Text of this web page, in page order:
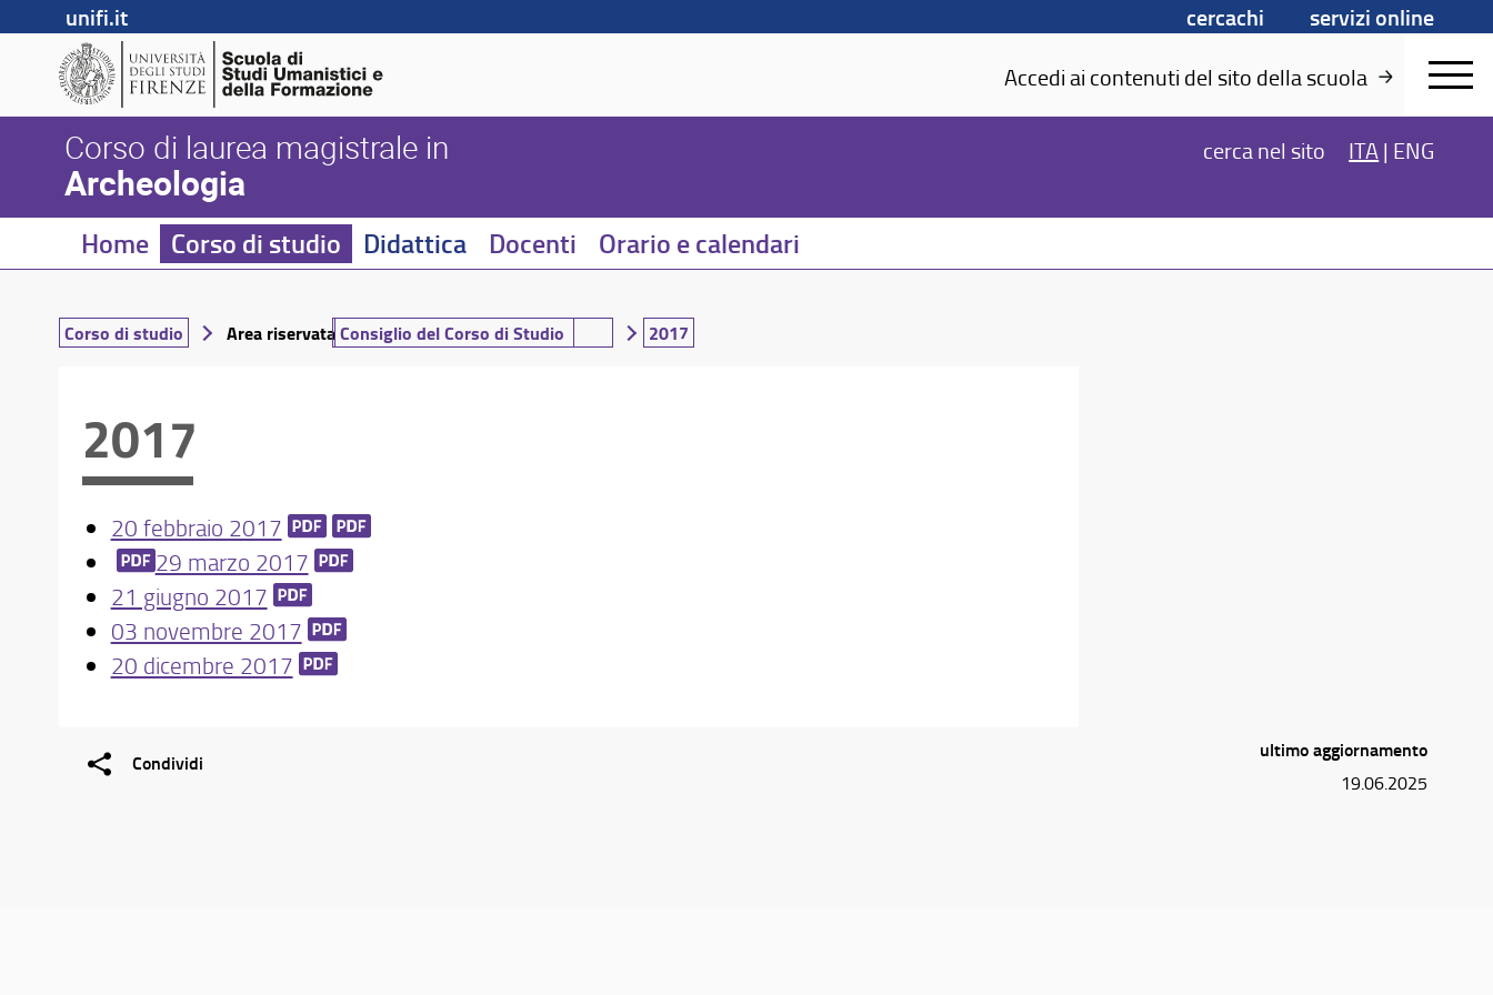
unifi.it cercachi
servizi online
Accedi ai contenuti del sito della scuola
Corso di laurea magistrale in
Archeologia
cerca nel sito ITA | ENG
Home Corso di studio Didattica Docenti Orario e calendari
Corso di studio Area riservata Consiglio del Corso di Studio 2017
2017
20 febbraio 2017
29 marzo 2017
21 giugno 2017
03 novembre 2017
20 dicembre 2017
Condividi
ultimo aggiornamento
19.06.2025